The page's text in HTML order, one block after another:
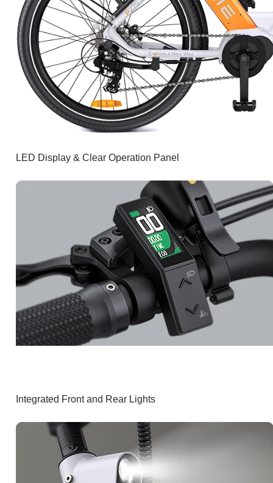
LED Display & Clear Operation Panel
Integrated Front and Rear Lights